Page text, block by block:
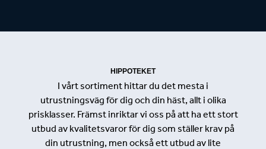
HIPPOTEKET
I vårt sortiment hittar du det mesta i
utrustningsväg för dig och din häst, allt i olika
prisklasser. Främst inriktar vi oss på att ha ett stort
utbud av kvalitetsvaror för dig som ställer krav på
din utrustning, men också ett utbud av lite